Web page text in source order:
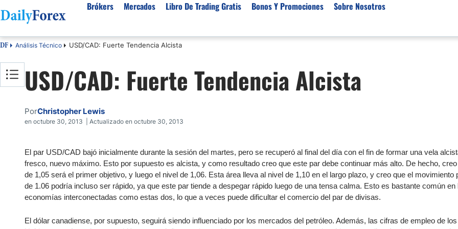
Brókers
España
Argentina
Rep. Dominicana
Mexico
Costa Rica
Venezuela
Guatemala
Cuba
Brokers Regulados
Brokers Para Scalping
Brokers por Categoría
Mercados
Divisas
EUR/USD
USD/PEN
Materias Primas
Precio del Cafe
Precio del Cacao
Oro (XAU/USD)
Plata (XAG/USD)
Petróleo WTI
Todas las Materias Primas
Indices
Mercado de Acciones
Libro De Trading Gratis Bonos Y Promociones Sobre Nosotros
Sobre Nosotros
Política editorial
Cómo generamos ingresos
Nuestra metodología
Por qué confiar en nosotros
DF Análisis Técnico USD/CAD: Fuerte Tendencia Alcista
USD/CAD: Fuerte Tendencia Alcista
PorChristopher Lewis
en octubre 30, 2013 | Actualizado en octubre 30, 2013
El par USD/CAD bajó inicialmente durante la sesión del martes, pero se recuperó al final del día con el fin de formar una vela
fresco, nuevo máximo. Esto por supuesto es alcista, y como resultado creo que este par debe continuar más alto. De hecho,
de 1,05 será el primer objetivo, y luego el nivel de 1,06. Esta área lleva al nivel de 1,10 en el largo plazo, y creo que el movimiento
de 1.06 podría incluso ser rápido, ya que este par tiende a despegar rápido luego de una tensa calma. Esto es bastante común en
economías interconectadas como estas dos, lo que a veces puede dificultar el comercio del par de divisas.
El dólar canadiense, por supuesto, seguirá siendo influenciado por los mercados del petróleo. Además, las cifras de empleo de